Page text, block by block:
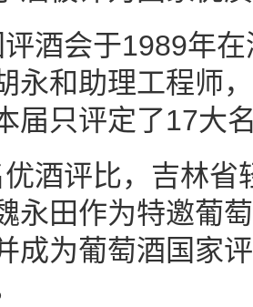
酒会于1989年
永和助理工程师
届只评定了17大
酒评比，吉林省
永田作为特邀葡
成为葡萄酒国家